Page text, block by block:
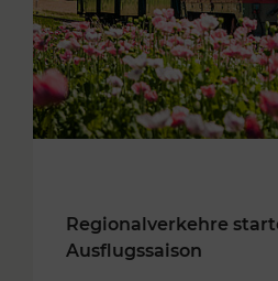
Regionalverkehre
Ausflugssaison